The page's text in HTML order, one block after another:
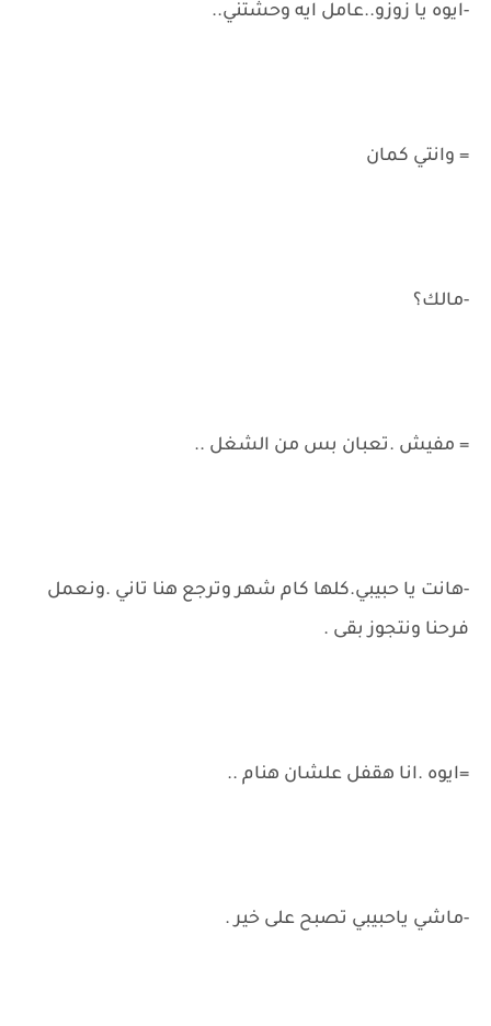
-ايوه يا زوزو..عامل ايه وحشتني..
= وانتي كمان
-مالك؟
= مفيش .تعبان بس من الشغل ..
-هانت يا حبيبي.كلها كام شهر وترجع هنا تاني .ونعمل
فرحنا ونتجوز بقى .
=ايوه .انا هقفل علشان هنام ..
-ماشي ياحبيبي تصبح على خير .